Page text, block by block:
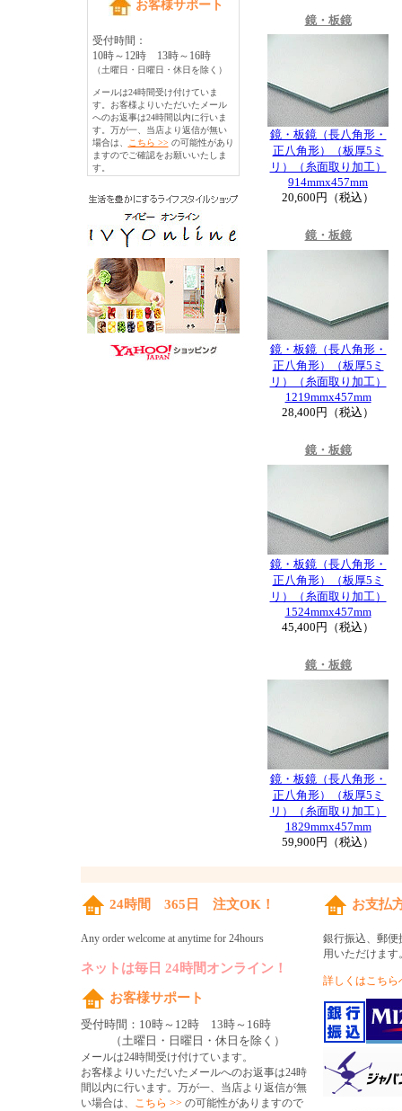
お客様サポート
受付時間：
10時～12時 13時～16時
（土曜日・日曜日・休日を除く）
メールは24時間受け付けていま
す。お客様よりいただいたメール
へのお返事は24時間以内に行いま
す。万が一、当店より返信が無い
場合は、
こちら >> の可能性があり
ますのでご確認をお願いいたしま
す。
鏡・板鏡
鏡・板鏡（長八角形・
正八角形）（板厚5ミ
リ）（糸面取り加工）
914mmx457mm
20,600円（税込）
鏡・板鏡
鏡・板鏡（長八角形・
正八角形）（板厚5ミ
リ）（糸面取り加工）
1219mmx457mm
28,400円（税込）
鏡・板鏡
鏡・板鏡（長八角形・
正八角形）（板厚5ミ
リ）（糸面取り加工）
1524mmx457mm
45,400円（税込）
鏡・板鏡
鏡・板鏡（長八角形・
正八角形）（板厚5ミ
リ）（糸面取り加工）
1829mmx457mm
59,900円（税込）
24時間 365日 注文OK！
Any order welcome at anytime for 24hours
ネットは毎日 24時間オンライン！
お客様サポート
受付時間：10時～12時 13時～16時
（土曜日・日曜日・休日を除く）
メールは24時間受け付けています。
お客様よりいただいたメールへのお返事は24時
間以内に行います。万が一、当店より返信が無
い場合は、 こちら >> の可能性がありますので
お支払
銀行振込、郵便
用いただけます
詳しくはこちら